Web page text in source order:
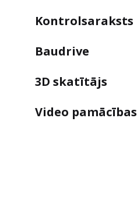
Kontrolsaraksts
Baudrive
3D skatītājs
Video pamācības